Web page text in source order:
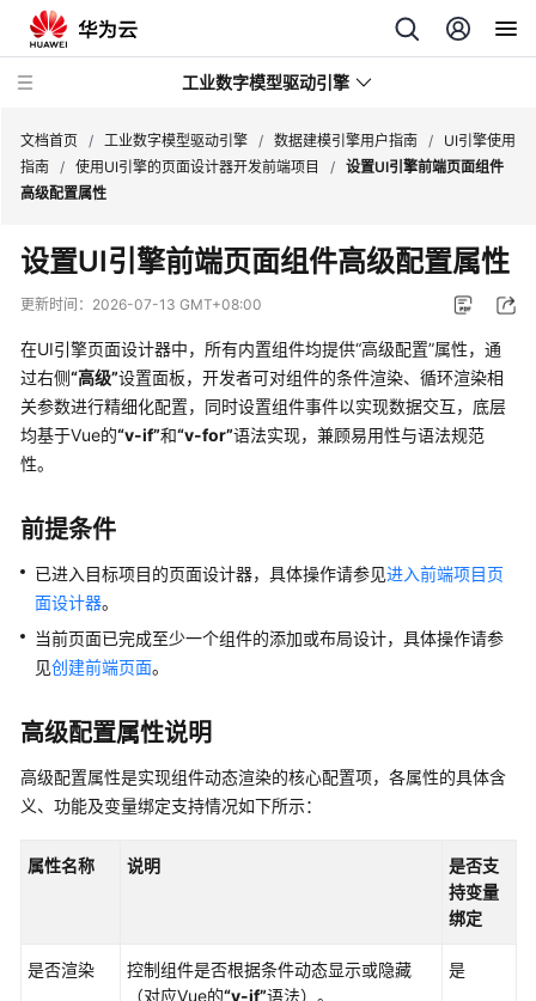
工业数字模型驱动引擎
新
动
态
产
品
介
绍
说
明
快
速
入
制
台
作
数
文档首页 / 工业数字模型驱动引擎 / 数据建模引擎用户指南 /
UI引擎使用
指南 / 使用UI引擎的页面设计器开发前端项目 / 设置UI引擎前端页面组件
高级配置属性
设置UI引擎前端页面组件高级配置属性
更新时间： 2026-07-13 GMT+08:00
在UI引擎页面设计器中，所有内置组件均提供“高级配置”属性，通
过右侧“高级”设置面板，开发者可对组件的条件渲染、循环渲染相
关参数进行精细化配置，同时设置组件事件以实现数据交互，底层
均基于Vue的“v-if”和“v-for”语法实现，兼顾易用性与语法规范
性。
前提条件
已进入目标项目的页面设计器，具体操作请参见进入前端项目页
面设计器。
当前页面已完成至少一个组件的添加或布局设计，具体操作请参
见创建前端页面。
高级配置属性说明
高级配置属性是实现组件动态渲染的核心配置项，各属性的具体含
义、功能及变量绑定支持情况如下所示：
属性名称 说明
是否支
持变量
绑定
是否渲染
控制组件是否根据条件动态显示或隐藏
（对应Vue的“v-if”语法）。
是